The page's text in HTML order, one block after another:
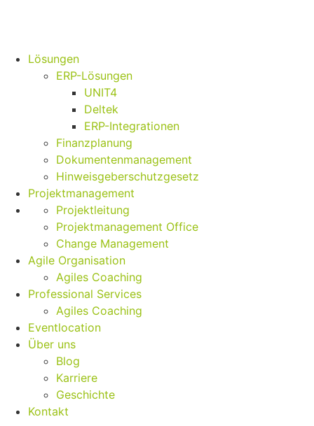
Lösungen
ERP-Lösungen
UNIT4
Deltek
ERP-Integrationen
Finanzplanung
Dokumentenmanagement
Hinweisgeberschutzgesetz
Projektmanagement
Projektleitung
Projektmanagement Office
Change Management
Agile Organisation
Agiles Coaching
Professional Services
Agiles Coaching
Eventlocation
Über uns
Blog
Karriere
Geschichte
Kontakt